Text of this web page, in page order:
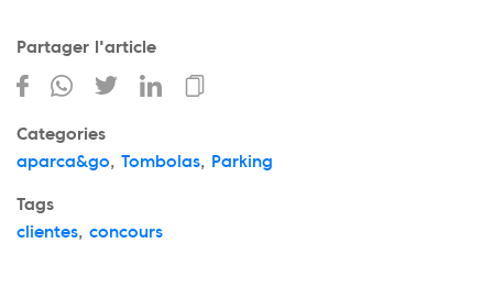
Partager l'article
Categories
aparca&go, Tombolas, Parking
Tags
clientes, concours